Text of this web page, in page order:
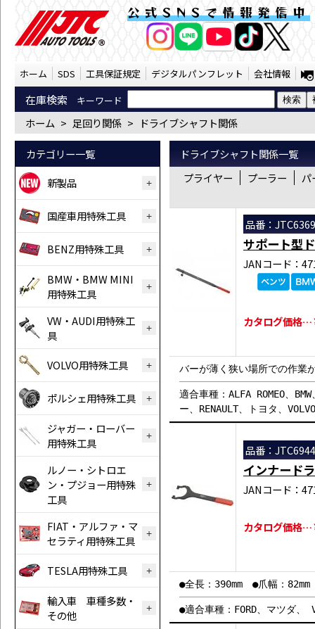
足回り関係 ドライブシャフト関
公式SNSで情報発信中
ホーム SDS 工具保証規定 デジタルパンフレット 会社情報
在庫検索 キーワード
ホーム > 足回り関係 > ドライブシャフト関係
カテゴリー一覧
新製品
国産車用特殊工具
BENZ用特殊工具
BMW・BMW MINI
用特殊工具
VW・AUDI用特殊工
具
VOLVO用特殊工具
ポルシェ用特殊工具
ジャガー・ローバー
用特殊工具
ルノー・シトロエ
ン・プジョー用特殊
工具
FIAT・アルファ・マ
セラティ用特殊工具
TESLA用特殊工具
輸入車 車種多数・
その他
ドライブシャフト関係一覧
プライヤー
プーラー パ
品番：JTC6369
サポート型
JANコード：
カタログ価格
バーが薄く狭い場所での作業
適合車種：ALFA ROMEO、
ー、RENAULT、トヨタ、
品番：JTC6944
インナード
JANコード：
カタログ価格
●全長：390mm ●爪幅：82mm
●適合車種：FORD、マツダ、
AI商品コンシェルジ
オンライン